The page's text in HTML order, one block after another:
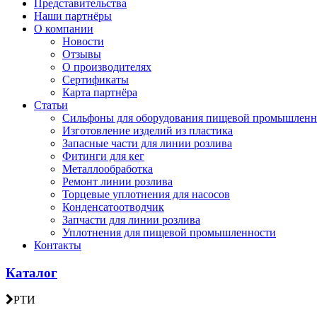
Представительства
Наши партнёры
О компании
Новости
Отзывы
О производителях
Сертификаты
Карта партнёра
Статьи
Сильфоны для оборудования пищевой
Изготовление изделий из пластика
Запасные части для линии розлива
Фитинги для кег
Металлообработка
Ремонт линии розлива
Торцевые уплотнения для насосов
Конденсатоотводчик
Запчасти для линии розлива
Уплотнения для пищевой промышленности
Контакты
Каталог
РТИ